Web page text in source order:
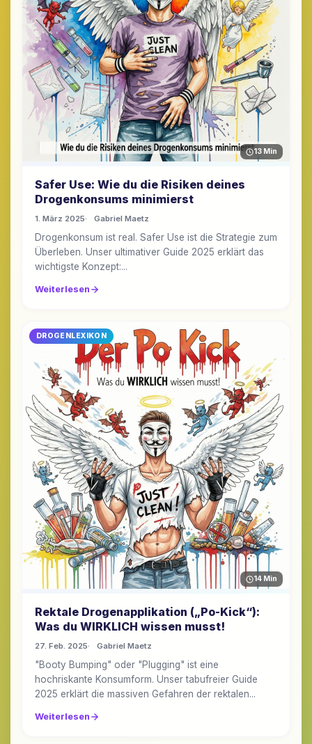
13 Min
Safer Use: Wie du die Risiken deines
Drogenkonsums minimierst
1. März 2025 Gabriel Maetz
Drogenkonsum ist real. Safer Use ist die Strategie zum
Überleben. Unser ultimativer Guide 2025 erklärt das
wichtigste Konzept:...
Weiterlesen
DROGENLEXIKON
14 Min
Rektale Drogenapplikation („Po-Kick“):
Was du WIRKLICH wissen musst!
27. Feb. 2025 Gabriel Maetz
"Booty Bumping" oder "Plugging" ist eine
hochriskante Konsumform. Unser tabufreier Guide
2025 erklärt die massiven Gefahren der rektalen...
Weiterlesen